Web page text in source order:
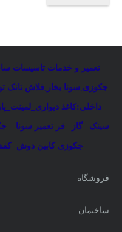
تعمیر و خدمات تاسیسات
جکوزی,سونا بخار ,فلاش تانک
داخلی:کاغذ
سینک _گاز _فر تعمیر سونا _
جکوزی کابین دوش
فروشگاه
ساختمان